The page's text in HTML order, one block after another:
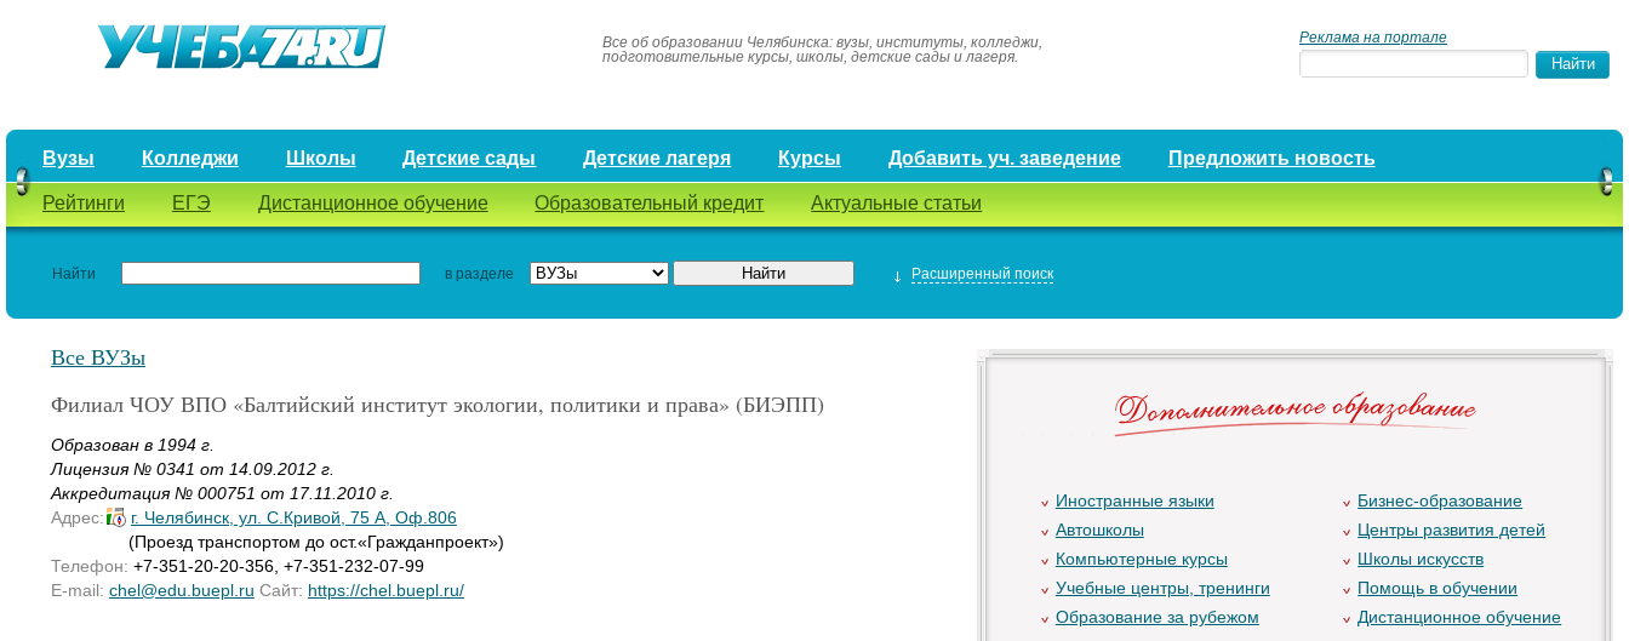
Все об образовании Челябинска: вузы, институты, колледжи,
подготовительные курсы, школы, детские сады и лагеря.
Реклама на портале
Вузы Колледжи Школы Детские сады Детские лагеря Курсы Добавить уч. заведение Предложить новость
Рейтинги ЕГЭ Дистанционное обучение Образовательный кредит Актуальные статьи
Найти в разделе Расширенный поиск
Все ВУЗы
Филиал ЧОУ ВПО «Балтийский институт экологии, политики и права» (БИЭПП)
Образован в 1994 г.
Лицензия № 0341 от 14.09.2012 г.
Аккредитация № 000751 от 17.11.2010 г.
Адрес:
г. Челябинск, ул. С.Кривой, 75 А, Оф.806
(Проезд транспортом до ост.«Гражданпроект»)
Телефон: +7-351-20-20-356, +7-351-232-07-99
E-mail: chel@edu.buepl.ru Сайт: https://chel.buepl.ru/
Иностранные языки
Автошколы
Компьютерные курсы
Учебные центры, тренинги
Образование за рубежом
Бизнес-образование
Центры развития детей
Школы искусств
Помощь в обучении
Дистанционное обучение